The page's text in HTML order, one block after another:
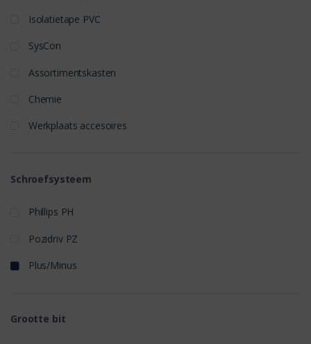
Isolatietape PVC
SysCon
Assortimentskasten
Chemie
Werkplaats accesoires
Schroefsysteem
Phillips PH
Pozidriv PZ
Plus/Minus
Grootte bit